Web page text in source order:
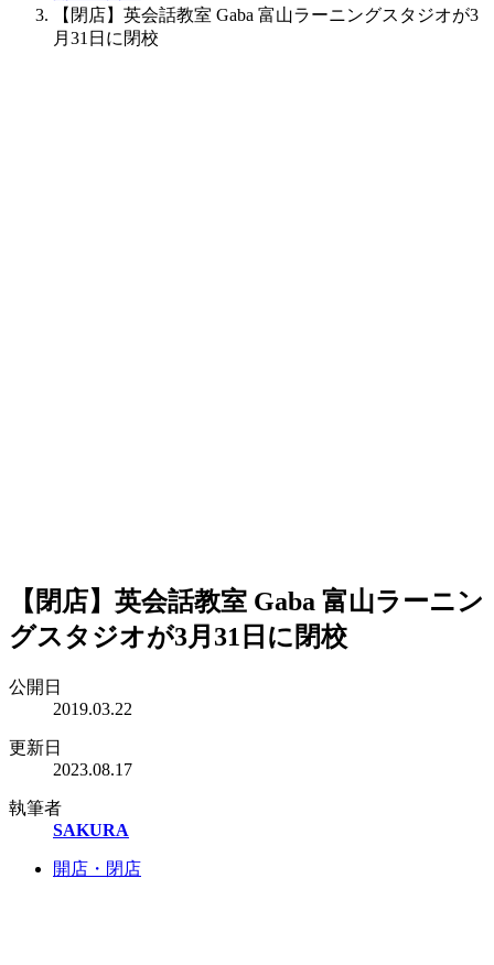
【閉店】英会話教室 Gaba 富山ラーニングスタジオが3
月31日に閉校
【閉店】英会話教室 Gaba 富山ラーニン
グスタジオが3月31日に閉校
公開日
2019.03.22
更新日
2023.08.17
執筆者
SAKURA
開店・閉店